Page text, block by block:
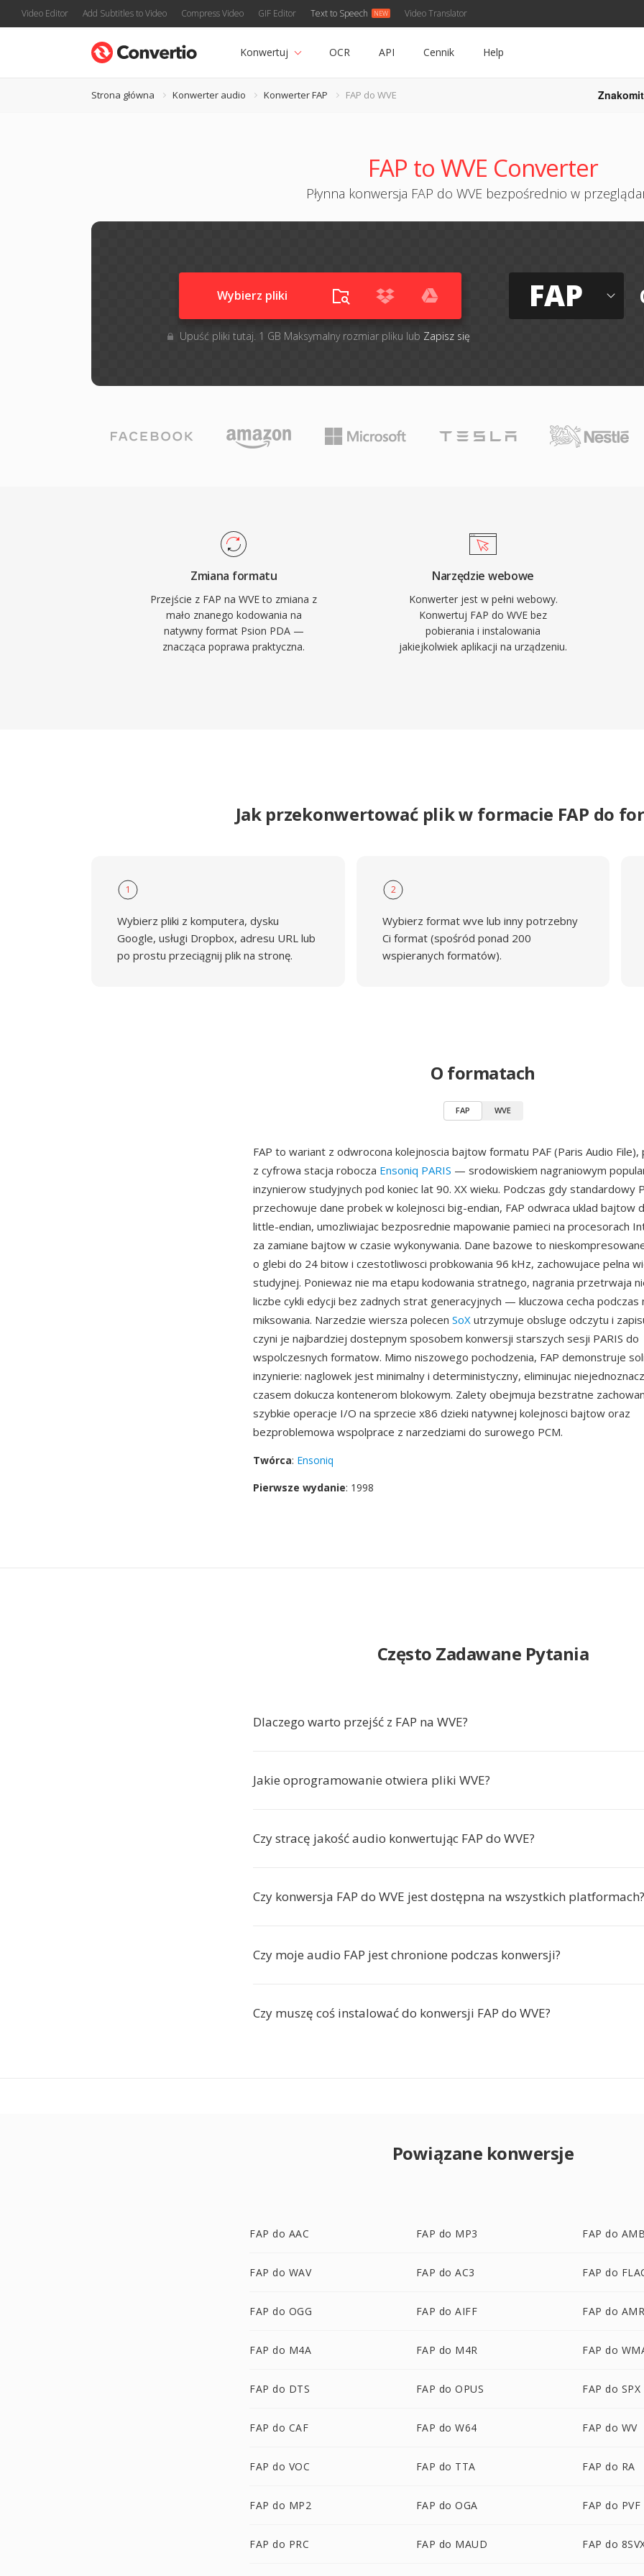
Video Editor Add Subtitles to Video Compress Video GIF Editor Text to Speech Video Translator
Konwertuj OCR API Cennik Help
Strona główna Konwerter audio Konwerter FAP FAP do WVE
FAP to WVE Converter
Płynna konwersja FAP do WVE bezpośrednio w
Wybierz pliki
Upuść pliki tutaj. 1 GB Maksymalny rozmiar pliku lub Zapisz się
FAP
Zmiana formatu
Przejście z FAP na WVE to zmiana z
mało znanego kodowania na
natywny format Psion PDA —
znacząca poprawa praktyczna.
Narzędzie webowe
Konwerter jest w pełni webowy.
Konwertuj FAP do WVE bez
pobierania i instalowania
jakiejkolwiek aplikacji na urządzeniu.
Jak przekonwertować plik w formacie FAP do
1
Wybierz pliki z komputera, dysku
Google, usługi Dropbox, adresu URL lub
po prostu przeciągnij plik na stronę.
2
Wybierz format wve lub inny potrzebny
Ci format (spośród ponad 200
wspieranych formatów).
O formatach
FAP WVE
FAP to wariant z odwrocona kolejnoscia bajtow formatu PAF (Paris Audio File),
z cyfrowa stacja robocza Ensoniq PARIS — srodowiskiem nagraniowym
inzynierow studyjnych pod koniec lat 90. XX wieku. Podczas gdy standardowy
przechowuje dane probek w kolejnosci big-endian, FAP odwraca uklad bajtow
little-endian, umozliwiajac bezposrednie mapowanie pamieci na procesorach
za zamiane bajtow w czasie wykonywania. Dane bazowe to
o glebi do 24 bitow i czestotliwosci probkowania 96 kHz, zachowujace pelna
studyjnej. Poniewaz nie ma etapu kodowania stratnego, nagrania przetrwaja
liczbe cykli edycji bez zadnych strat generacyjnych — kluczowa cecha podczas
miksowania. Narzedzie wiersza polecen SoX utrzymuje obsluge odczytu i
czyni je najbardziej dostepnym sposobem konwersji starszych sesji PARIS do
wspolczesnych formatow. Mimo niszowego pochodzenia, FAP demonstruje
inzynierie: naglowek jest minimalny i deterministyczny, eliminujac
czasem dokucza kontenerom blokowym. Zalety obejmuja bezstratne
szybkie operacje I/O na sprzecie x86 dzieki natywnej kolejnosci bajtow oraz
bezproblemowa wspolprace z narzedziami do surowego PCM.
Twórca: Ensoniq
Pierwsze wydanie: 1998
Często Zadawane Pytania
Dlaczego warto przejść z FAP na WVE?
Jakie oprogramowanie otwiera pliki WVE?
Czy stracę jakość audio konwertując FAP do WVE?
Czy konwersja FAP do WVE jest dostępna na wszystkich platformach?
Czy moje audio FAP jest chronione podczas konwersji?
Czy muszę coś instalować do konwersji FAP do WVE?
Powiązane konwersje
FAP do AAC FAP do MP3 FAP do
FAP do WAV FAP do AC3 FAP do
FAP do OGG FAP do AIFF FAP do
FAP do M4A FAP do M4R FAP do
FAP do DTS FAP do OPUS FAP do SPX
FAP do CAF FAP do W64 FAP do WV
FAP do VOC FAP do TTA FAP do RA
FAP do MP2 FAP do OGA FAP do PVF
FAP do PRC FAP do MAUD FAP do